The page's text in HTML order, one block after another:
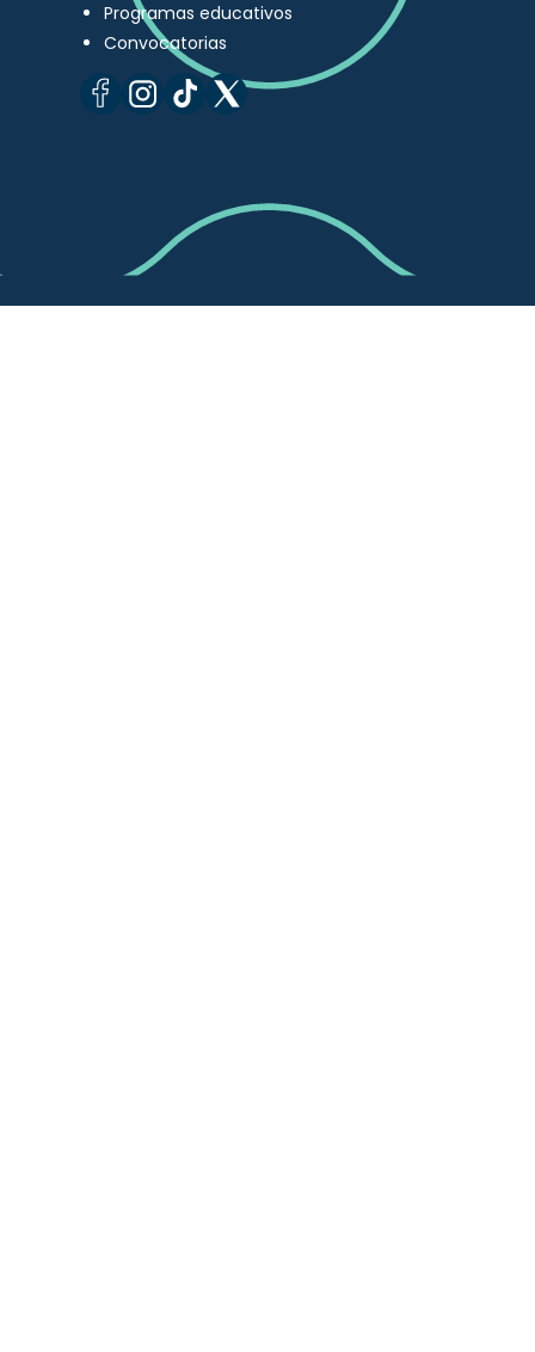
Programas educativos
Convocatorias